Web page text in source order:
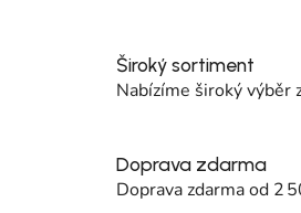
Široký sortiment
Nabízíme široký výběr
Doprava zdarma
Doprava zdarma od 2